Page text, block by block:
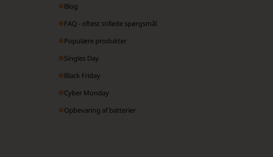
Blog
FAQ - oftest stillede spørgsmål
Populære produkter
Singles Day
Black Friday
Cyber Monday
Opbevaring af batterier